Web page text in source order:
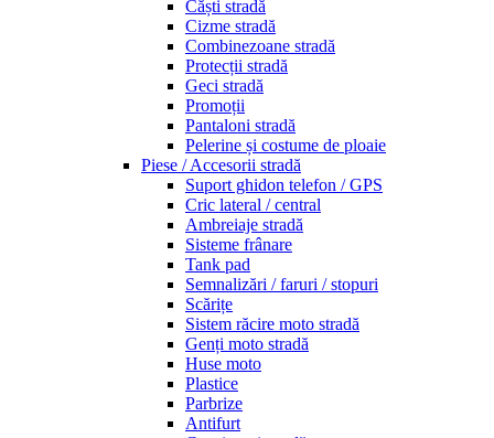
Căști stradă
Cizme stradă
Combinezoane stradă
Protecții stradă
Geci stradă
Promoții
Pantaloni stradă
Pelerine și costume de ploaie
Piese / Accesorii stradă
Suport ghidon telefon / GPS
Cric lateral / central
Ambreiaje stradă
Sisteme frânare
Tank pad
Semnalizări / faruri / stopuri
Scărițe
Sistem răcire moto stradă
Genți moto stradă
Huse moto
Plastice
Parbrize
Antifurt